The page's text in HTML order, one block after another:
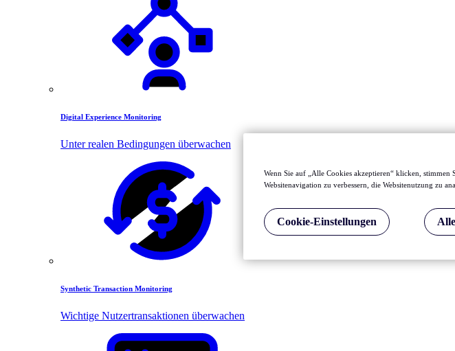
Digital Experience Monitoring
Unter realen Bedingungen überwachen
Synthetic Transaction Monitoring
Wichtige Nutzertransaktionen überwachen
Wenn Sie auf „Alle Cookies akzeptieren“ klicken,
Websitenavigation zu verbessern, die Websitenutzung zu
Cookie-Einstellungen